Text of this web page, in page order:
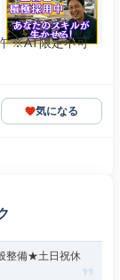
※AT限定不可
気になる
整備★土日祝休